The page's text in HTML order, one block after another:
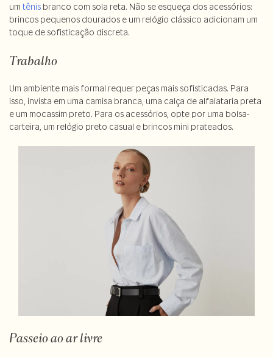
um tênis branco com sola reta. Não se esqueça dos acessórios:
brincos pequenos dourados e um relógio clássico adicionam um
toque de sofisticação discreta.
Trabalho
Um ambiente mais formal requer peças mais sofisticadas. Para
isso, invista em uma camisa branca, uma calça de alfaiataria preta
e um mocassim preto. Para os acessórios, opte por uma bolsa-
carteira, um relógio preto casual e brincos mini prateados.
Passeio ao ar livre